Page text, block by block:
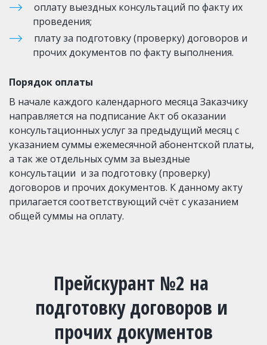
оплату выездных консультаций по факту их
проведения;
плату за подготовку (проверку) договоров и
прочих документов по факту выполнения.
Порядок оплаты
В начале каждого календарного месяца Заказчику
направляется на подписание Акт об оказании
консультационных услуг за предыдущий месяц с
указанием суммы ежемесячной абонентской платы,
а так же отдельных сумм за выездные
консультации  и за подготовку (проверку)
договоров и прочих документов. К данному акту
прилагается соответствующий счёт с указанием
общей суммы на оплату.
Прейскурант №2 на
подготовку договоров и
прочих документов